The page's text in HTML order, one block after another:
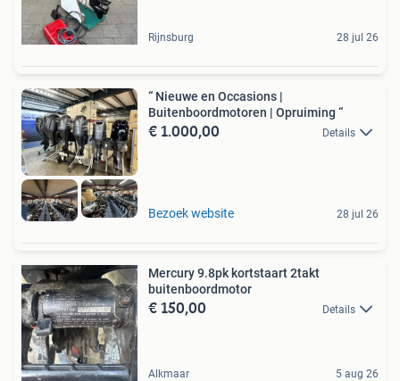
Rijnsburg 28 jul 26
“ Nieuwe en Occasions |
Buitenboordmotoren | Opruiming “
€ 1.000,00 Details
Bezoek website 28 jul 26
Mercury 9.8pk kortstaart 2takt
buitenboordmotor
€ 150,00 Details
Alkmaar 5 aug 26